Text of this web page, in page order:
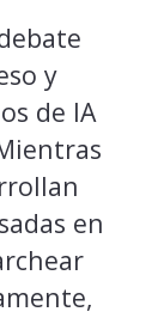
y
de IA
en